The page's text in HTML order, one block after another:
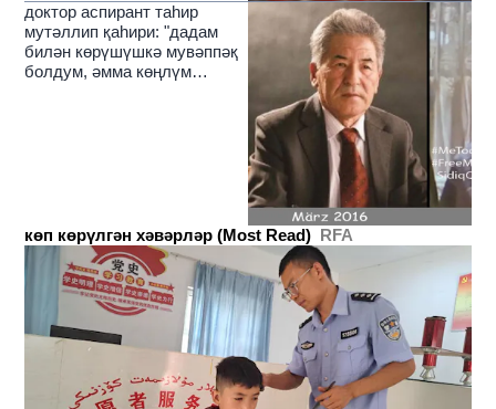
доктор аспирант таһир
мутәллип қаһири: "дадам
билән көрүшүшкә мувәппәқ
болдум, әмма көңлүм
көп көрүлгән хәвәрләр (Most Read) RFA